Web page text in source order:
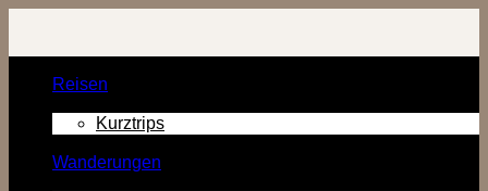
Inhalt
Reisen
Kurztrips
Wanderungen